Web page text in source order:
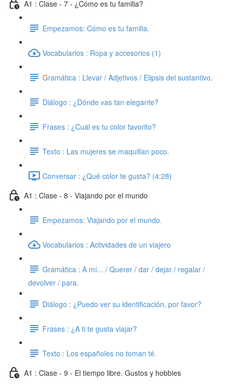
A1 : Clase - 7 - ¿Cómo es tu familia?
Empezamos: Cómo es tu familia.
Vocabularios : Ropa y accesorios (1)
Gramática : Llevar / Adjetivos / Elipsis del sustantivo.
Diálogo : ¿Dónde vas tan elegante?
Frases : ¿Cuál es tu color favorito?
Texto : Las mujeres se maquillan poco.
Conversar : ¿Qué color te gusta? (4:28)
A1 : Clase - 8 - Viajando por el mundo
Empezamos: Viajando por el mundo.
Vocabularios : Actividades de un viajero
Gramática : A mí... / Querer / dar / dejar / regalar /
devolver / para.
Diálogo : ¿Puedo ver su identificación, por favor?
Frases : ¿A ti te gusta viajar?
Texto : Los españoles no toman té.
A1 : Clase - 9 - El tiempo libre. Gustos y hobbies